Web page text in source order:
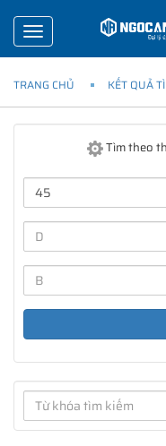
Toggle
navigation
TRANG CHỦ KẾT QUẢ
Tìm theo